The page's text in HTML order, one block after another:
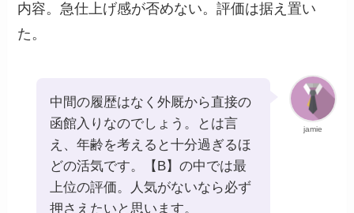
内容。急仕上げ感が否めない。評価は据え置い
た。
jamie
中間の履歴はなく外厩から直接の
函館入りなのでしょう。とは言
え、年齢を考えると十分過ぎるほ
どの活気です。【B】の中では最
上位の評価。人気がないなら必ず
押さえたいと思います。